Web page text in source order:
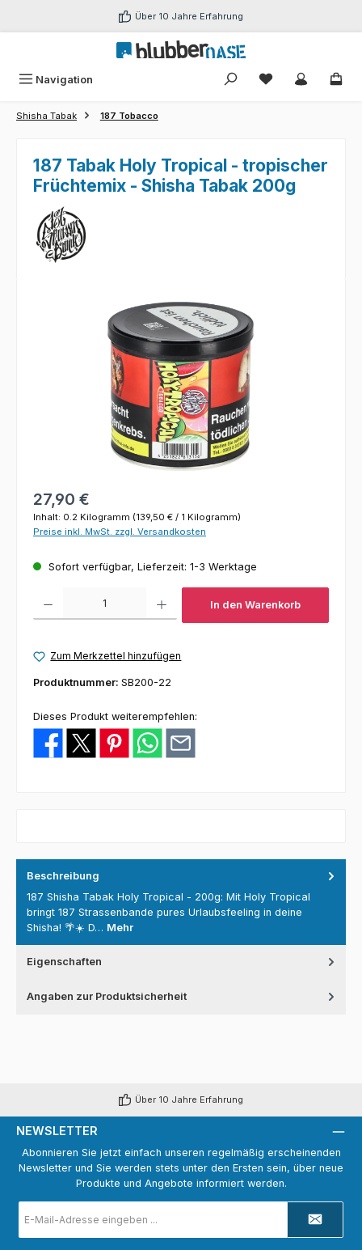
Zum Hauptinhalt springen Über 10 Jahre Erfahrung
Navigation Du hast 0
Shisha Tabak 187 Tobacco
187 Tabak Holy Tropical - tropischer
Früchtemix - Shisha Tabak 200g
Bildergalerie überspringen
Regulärer Preis:
27,90 €
Inhalt: 0.2 Kilogramm (139,50 € / 1 Kilogramm)
Preise inkl. MwSt. zzgl. Versandkosten
Sofort verfügbar, Lieferzeit: 1-3 Werktage
In den Warenkorb
Zum Merkzettel hinzufügen
Produktnummer: SB200-22
Dieses Produkt weiterempfehlen:
Beschreibung
187 Shisha Tabak Holy Tropical - 200g: Mit Holy Tropical
bringt 187 Strassenbande pures Urlaubsfeeling in deine
Shisha! 🌴☀️ D… Mehr
Eigenschaften
Angaben zur Produktsicherheit
Über 10 Jahre Erfahrung
NEWSLETTER
Abonnieren Sie jetzt einfach unseren regelmäßig erscheinenden
Newsletter und Sie werden stets unter den Ersten sein, über neue
Produkte und Angebote informiert werden.
Mail-
Adresse